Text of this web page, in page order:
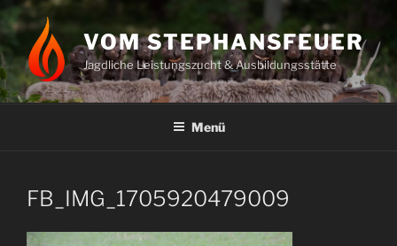
Zum
Inhalt
springen
VOM STEPHANSFEUER
Jagdliche Leistungszucht & Ausbildungsstätte
Menü
FB_IMG_1705920479009